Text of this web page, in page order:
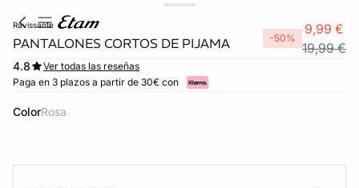
ravissante
PANTALONES CORTOS DE PIJAMA -50%
9,99 €
19,99 €
4.8
Ver todas las reseñas
Paga en 3 plazos a partir de 30€ con
Color rosa